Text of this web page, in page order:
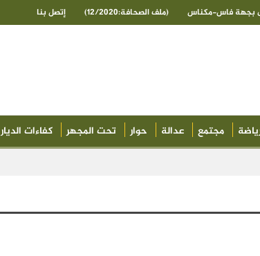
بجهة فاس-مكناس (ملف الصحافة:12/2020) إتصل بنا
مجتمع عدالة حوار تحت المجهر كفاءات الديار